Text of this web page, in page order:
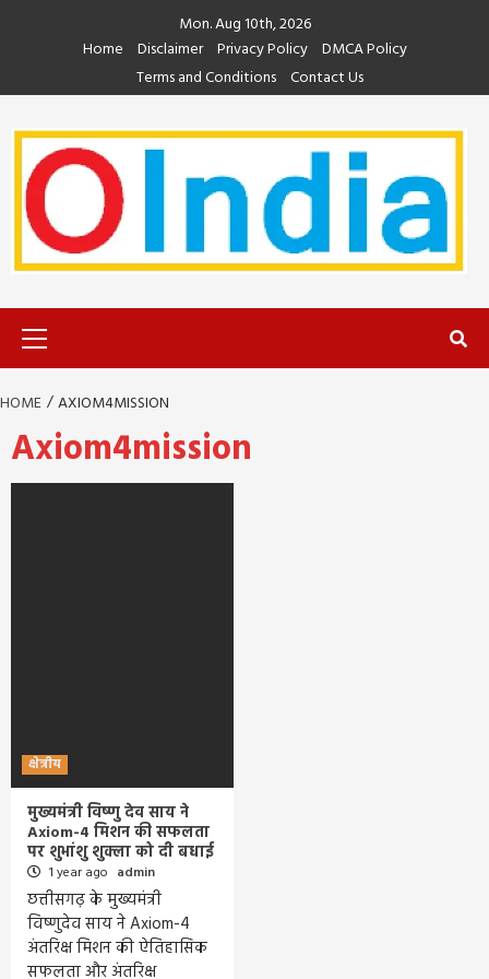
Mon. Aug 10th, 2026
Home
Disclaimer Privacy Policy DMCA Policy
Terms and Conditions Contact Us
HOME AXIOM4MISSION
Axiom4mission
क्षेत्रीय
मुख्यमंत्री विष्णु देव साय ने
Axiom-4 मिशन की सफलता
पर शुभांशु शुक्ला को दी बधाई
1 year ago admin
छत्तीसगढ़ के मुख्यमंत्री
विष्णुदेव साय ने Axiom-4
अंतरिक्ष मिशन की ऐतिहासिक
सफलता और अंतरिक्ष